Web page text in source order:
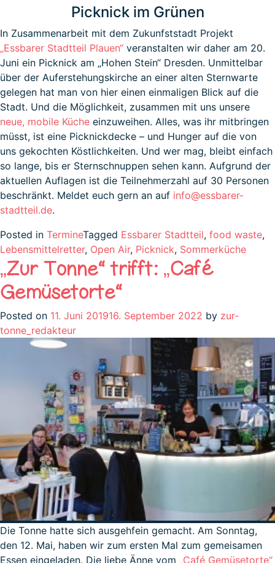
Picknick im Grünen
In Zusammenarbeit mit dem Zukunfststadt Projekt
„Essbarer Stadtteil Plauen“ veranstalten wir daher am 20.
Juni ein Picknick am „Hohen Stein“ Dresden. Unmittelbar
über der Auferstehungskirche an einer alten Sternwarte
gelegen hat man von hier einen einmaligen Blick auf die
Stadt. Und die Möglichkeit, zusammen mit uns unsere
neue, mobile Küche einzuweihen. Alles, was ihr mitbringen
müsst, ist eine Picknickdecke – und Hunger auf die von
uns gekochten Köstlichkeiten. Und wer mag, bleibt einfach
so lange, bis er Sternschnuppen sehen kann. Aufgrund der
aktuellen Auflagen ist die Teilnehmerzahl auf 30 Personen
beschränkt. Meldet euch gern an auf info@essbarer-
stadtteil.de.
Posted in TermineTagged Essbarer Stadtteil, food waste,
Lebensmittelretter, Open Air, Picknick, Sommerküche
„Zur Tonne“ trifft: „Café
Gemüsetorte“
Posted on 11. Juni 201916. September 2022 by zur-
tonne_redakteur
Die Tonne hatte sich ausgehfein gemacht. Am Sonntag,
den 12. Mai, haben wir zum ersten Mal zum gemeisamen
Essen eingeladen. Die liebe Änne vom „Café Gemüsetorte“